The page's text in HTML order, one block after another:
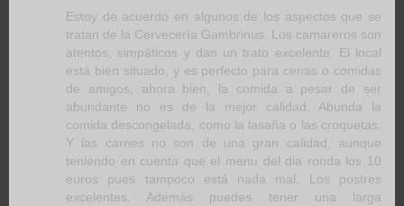
Estoy de acuerdo en algunos de los aspectos que se
tratan de la Cervecería Gambrinus. Los camareros son
atentos, simpáticos y dan un trato excelente. El local
está bien situado, y es perfecto para cenas o comidas
de amigos, ahora bien, la comida a pesar de ser
abundante no es de la mejor calidad. Abunda la
comida descongelada, como la lasaña o las croquetas.
Y las carnes no son de una gran calidad, aunque
teniendo en cuenta que el menu del dia ronda los 10
euros pues tampoco está nada mal. Los postres
excelentes. Además puedes tener una larga